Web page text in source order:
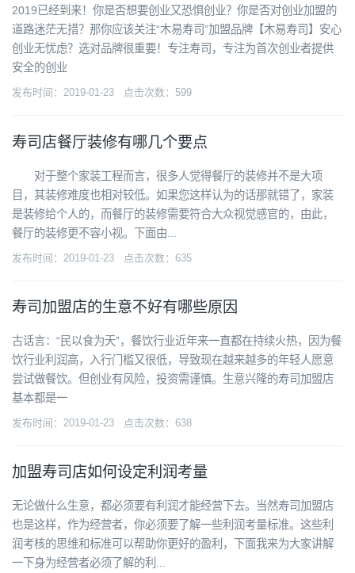
2019已经到来！你是否想要创业又恐惧创业？你是否对创业加盟的
道路迷茫无措？那你应该关注“木易寿司”加盟品牌【木易寿司】安心
创业无忧虑？选对品牌很重要！专注寿司，专注为首次创业者提供
安全的创业
发布时间：2019-01-23 点击次数：599
寿司店餐厅装修有哪几个要点
对于整个家装工程而言，很多人觉得餐厅的装修并不是大项
目，其装修难度也相对较低。如果您这样认为的话那就错了，家装
是装修给个人的，而餐厅的装修需要符合大众视觉感官的，由此，
餐厅的装修更不容小视。下面由...
发布时间：2019-01-23 点击次数：635
寿司加盟店的生意不好有哪些原因
古话言：“民以食为天”，餐饮行业近年来一直都在持续火热，因为餐
饮行业利润高，入行门槛又很低，导致现在越来越多的年轻人愿意
尝试做餐饮。但创业有风险，投资需谨慎。生意兴隆的寿司加盟店
基本都是一
发布时间：2019-01-23 点击次数：638
加盟寿司店如何设定利润考量
无论做什么生意，都必须要有利润才能经营下去。当然寿司加盟店
也是这样，作为经营者，你必须要了解一些利润考量标准。这些利
润考核的思维和标准可以帮助你更好的盈利，下面我来为大家讲解
一下身为经营者必须了解的利...